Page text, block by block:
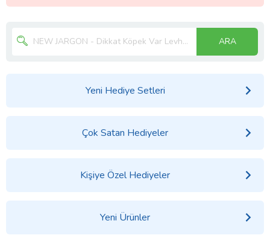
ARA
Yeni Hediye Setleri
Çok Satan Hediyeler
Kişiye Özel Hediyeler
Yeni Ürünler